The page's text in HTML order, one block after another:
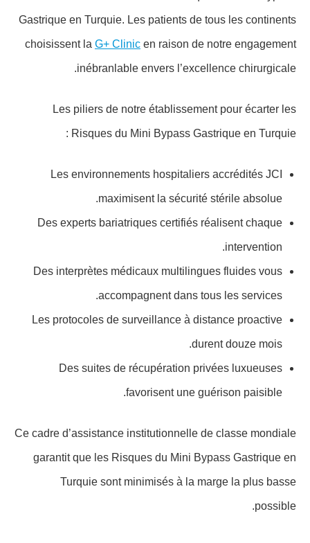
Gastrique en Turquie. Les patients de tous les continents
choisissent la G+ Clinic en raison de notre engagement
inébranlable envers l’excellence chirurgicale.
Les piliers de notre établissement pour écarter les
Risques du Mini Bypass Gastrique en Turquie :
Les environnements hospitaliers accrédités JCI
maximisent la sécurité stérile absolue.
Des experts bariatriques certifiés réalisent chaque
intervention.
Des interprètes médicaux multilingues fluides vous
accompagnent dans tous les services.
Les protocoles de surveillance à distance proactive
durent douze mois.
Des suites de récupération privées luxueuses
favorisent une guérison paisible.
Ce cadre d’assistance institutionnelle de classe mondiale
garantit que les Risques du Mini Bypass Gastrique en
Turquie sont minimisés à la marge la plus basse
possible.